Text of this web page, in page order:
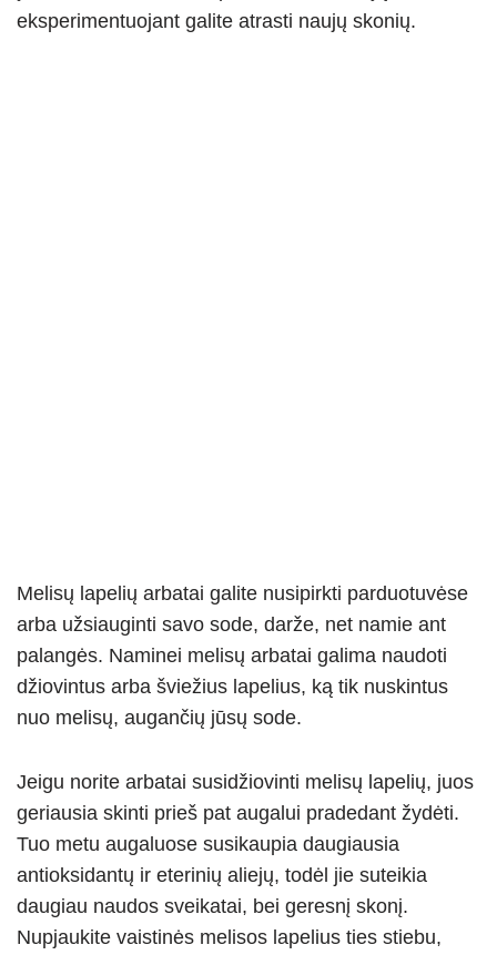
eksperimentuojant galite atrasti naujų skonių.
Melisų lapelių arbatai galite nusipirkti parduotuvėse
arba užsiauginti savo sode, darže, net namie ant
palangės. Naminei melisų arbatai galima naudoti
džiovintus arba šviežius lapelius, ką tik nuskintus
nuo melisų, augančių jūsų sode.
Jeigu norite arbatai susidžiovinti melisų lapelių, juos
geriausia skinti prieš pat augalui pradedant žydėti.
Tuo metu augaluose susikaupia daugiausia
antioksidantų ir eterinių aliejų, todėl jie suteikia
daugiau naudos sveikatai, bei geresnį skonį.
Nupjaukite vaistinės melisos lapelius ties stiebu,